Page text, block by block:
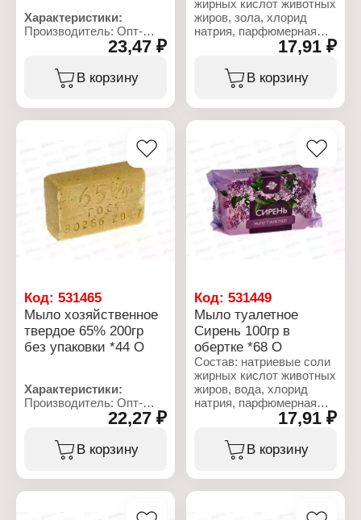
Характеристики:
Производитель: Опт-
Хозяйственное мыло
Процентное содержание
23,47 ₽
В корзину
жирных кислот животных
жиров, зола, хлорид
натрия, парфюмерная
композиция, глицерин,
гидрооксид натрия,
диоксид титана
Тип товара: Туалетное
Вариация: Банное
Упаковка: в упаковке
Вес: 100 г
17,91 ₽
В корзину
Код: 531465
Мыло хозяйственное
твердое 65% 200гр
без упаковки *44 О
Характеристики:
Производитель: Опт-
Хозяйственное мыло
Процентное содержание
22,27 ₽
В корзину
Код:531449
Мыло туалетное
Сирень 100гр в
обертке *68 О
Состав: натриевые соли
жирных кислот животных
жиров, вода, хлорид
натрия, парфюмерная
композиция, глицерин,
Характеристики:
17,91 ₽
В корзину